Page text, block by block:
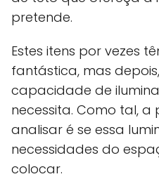
pretende.
Estes itens por vezes
fantástica, mas
capacidade de
necessita. Como tal, a
analisar é se essa
necessidades do
colocar.